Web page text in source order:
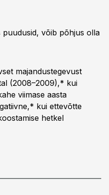
puudusid, võib põhjus olla
majandustegevust
(2008–2009),* kui
viimase aasta
kui ettevõtte
hetkel